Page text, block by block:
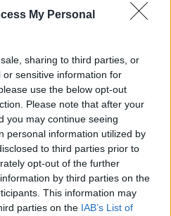
My Personal
sharing to third parties, or
sensitive information for
use the below opt-out
Please note that after your
you may continue seeing
personal information utilized by
to third parties prior to
opt-out of the further
by third parties on the
This information may
parties on the IAB’s List of
moshën 15-vjeçare jam…
Humbi në pyllin e
Llogarasë, gjendet pas
disa orësh turisti francez